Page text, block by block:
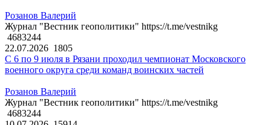
Розанов Валерий
Журнал "Вестник геополитики" https://t.me/vestnikg
4683244
22.07.2026 1805
С 6 по 9 июля в Рязани проходил чемпионат Московского
военного округа среди команд воинских частей
Розанов Валерий
Журнал "Вестник геополитики" https://t.me/vestnikg
4683244